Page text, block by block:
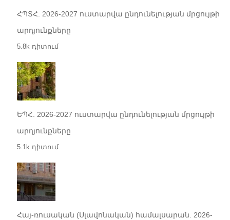
ՀՊՏՀ. 2026-2027 ուստարվա ընդունելության մրցույթի
արդյունքները
5.8k դիտում
ԵՊՀ. 2026-2027 ուստարվա ընդունելության մրցույթի
արդյունքները
5.1k դիտում
Հայ-ռուսական (Սլավոնական) համալսարան. 2026-